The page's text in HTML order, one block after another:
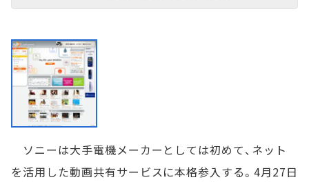
ソニーは大手電機メーカーとしては初めて、ネット
を活用した動画共有サービスに本格参入する。4月27日